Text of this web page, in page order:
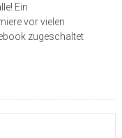
Ein
vor vielen
zugeschaltet